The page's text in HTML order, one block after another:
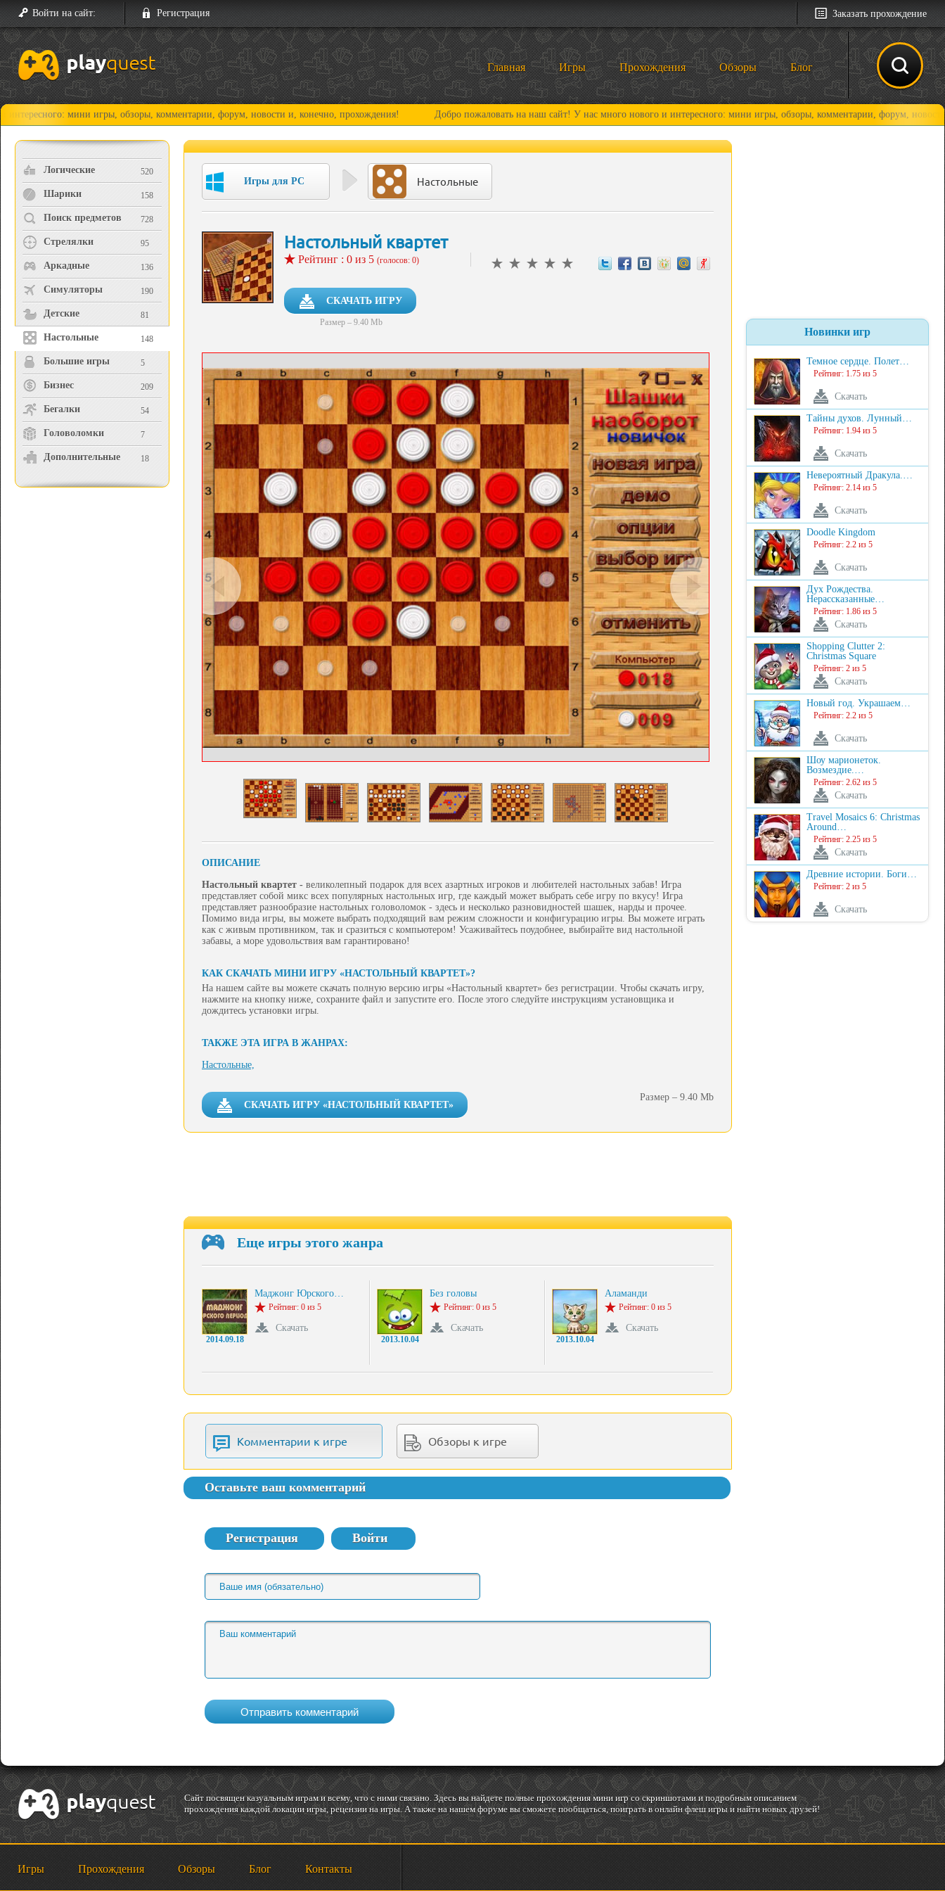
Войти на сайт: Регистрация Заказать прохождение
Главная Игры Прохождения Обзоры Блог
мини игры, обзоры, комментарии, форум, новости и, конечно, прохождения! Добро пожаловать на наш сайт! У нас много нового и интересного: мини игры, обзоры, комментарии, форум, новости и,
Логические 520
Шарики 158
Поиск предметов 728
Стрелялки 95
Аркадные 136
Симуляторы 190
Детские 81
Настольные 148
Большие игры 5
Бизнес 209
Бегалки 54
Головоломки 7
Дополнительные 18
Игры для PC Настольные
Настольный квартет
Рейтинг : 0 из 5 (голосов: 0)
СКАЧАТЬ ИГРУ
Размер – 9.40 Mb
ОПИСАНИЕ
Настольный квартет - великолепный подарок для всех азартных игроков и любителей настольных забав! Игра
представляет собой микс всех популярных настольных игр, где каждый может выбрать себе игру по вкусу! Игра
представляет разнообразие настольных головоломок - здесь и несколько разновидностей шашек, нарды и прочее.
Помимо вида игры, вы можете выбрать подходящий вам режим сложности и конфигурацию игры. Вы можете играть
как с живым противником, так и сразиться с компьютером! Усаживайтесь поудобнее, выбирайте вид настольной
забавы, а море удовольствия вам гарантировано!
КАК СКАЧАТЬ МИНИ ИГРУ «НАСТОЛЬНЫЙ КВАРТЕТ»?
На нашем сайте вы можете скачать полную версию игры «Настольный квартет» без регистрации. Чтобы скачать игру,
нажмите на кнопку ниже, сохраните файл и запустите его. После этого следуйте инструкциям установщика и
дождитесь установки игры.
ТАКЖЕ ЭТА ИГРА В ЖАНРАХ:
Настольные,
СКАЧАТЬ ИГРУ «НАСТОЛЬНЫЙ КВАРТЕТ»
Размер – 9.40 Mb
Еще игры этого жанра
2014.09.18
Маджонг Юрского…
Рейтинг: 0 из 5
Скачать
2013.10.04
Без головы
Рейтинг: 0 из 5
Скачать
2013.10.04
Аламанди
Рейтинг: 0 из 5
Скачать
Комментарии к игре Обзоры к игре
Оставьте ваш комментарий
Регистрация Войти
Новинки игр
Темное сердце. Полет…
Рейтинг: 1.75 из 5
Скачать
Тайны духов. Лунный…
Рейтинг: 1.94 из 5
Скачать
Невероятный Дракула.…
Рейтинг: 2.14 из 5
Скачать
Doodle Kingdom
Рейтинг: 2.2 из 5
Скачать
Дух Рождества.
Нерассказанные…
Рейтинг: 1.86 из 5
Скачать
Shopping Clutter 2:
Christmas Square
Рейтинг: 2 из 5
Скачать
Новый год. Украшаем…
Рейтинг: 2.2 из 5
Скачать
Шоу марионеток.
Возмездие.…
Рейтинг: 2.62 из 5
Скачать
Travel Mosaics 6: Christmas
Around…
Рейтинг: 2.25 из 5
Скачать
Древние истории. Боги…
Рейтинг: 2 из 5
Скачать
Cайт посвящен казуальным играм и всему, что с ними связано. Здесь вы найдете полные прохождения мини игр со скриншотами и подробным описанием
прохождения каждой локации игры, рецензии на игры. А также на нашем форуме вы сможете пообщаться, поиграть в онлайн флеш игры и найти новых друзей!
Игры Прохождения Обзоры Блог Контакты